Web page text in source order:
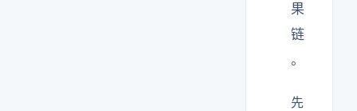
果
链
。
先